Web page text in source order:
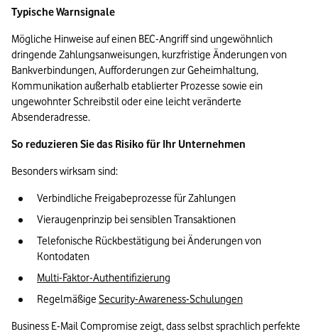
Typische Warnsignale
Mögliche Hinweise auf einen BEC-Angriff sind ungewöhnlich
dringende Zahlungsanweisungen, kurzfristige Änderungen von
Bankverbindungen, Aufforderungen zur Geheimhaltung,
Kommunikation außerhalb etablierter Prozesse sowie ein
ungewohnter Schreibstil oder eine leicht veränderte
Absenderadresse.
So reduzieren Sie das Risiko für Ihr Unternehmen
Besonders wirksam sind:
Verbindliche Freigabeprozesse für Zahlungen
Vieraugenprinzip bei sensiblen Transaktionen
Telefonische Rückbestätigung bei Änderungen von
Kontodaten
Multi-Faktor-Authentifizierung
Regelmäßige Security-Awareness-Schulungen
Business E-Mail Compromise zeigt, dass selbst sprachlich perfekte